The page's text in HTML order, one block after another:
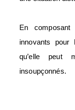
En
innovants pour
qu’elle peut
insoupçonnés.